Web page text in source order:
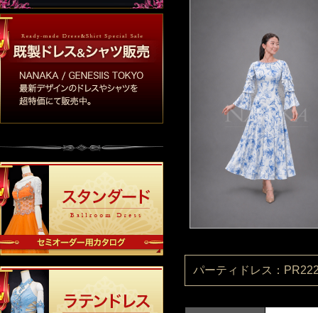
パーティドレス：